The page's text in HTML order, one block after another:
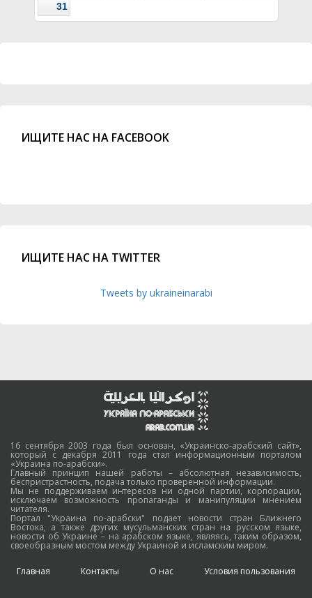
31
ИЩИТЕ НАС НА FACEBOOK
ИЩИТЕ НАС НА TWITTER
Tweets by ukraineinarabi
16 сентября 2003 года был основан, «Украинско-арабский сайт»,
который с декабря 2011 года стал информационным порталом
«Украина по-арабски».
Главный принцип нашей работы – абсолютная независимость,
беспристрастность, подача только проверенной информации.
Мы не поддерживаем интересов ни одной партии, корпорации,
исключаем возможность пропаганды и манипуляции мнением
читателя.
Портал "Украина по-арабски" подает новости стран Ближнего
Востока, а также других мусульманских стран на русском языке,
новости об Украине – на арабском языке, являясь, таким образом,
своеобразным мостом между Украиной и исламским миром.
Главная Контакты О нас Условия пользования